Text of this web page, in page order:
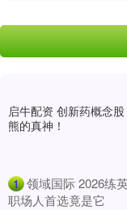
启牛配资 创新药概念
熊的真神！
1 领域国际 2026练
职场人首选竟是它